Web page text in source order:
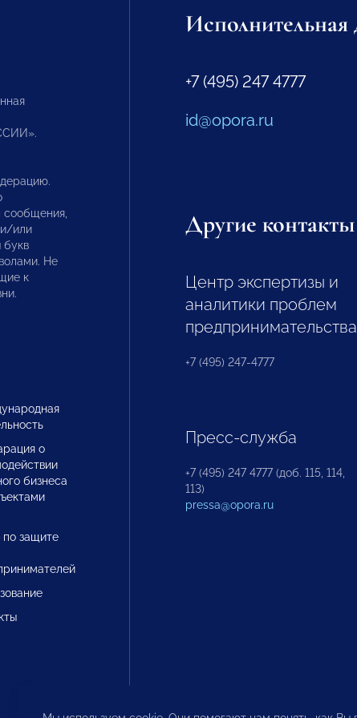
сообщения,
или
букв
Не
к
о
бизнеса
защите
Исполнительная
+7 (495) 247 4777
id@opora.ru
Другие контакты
Центр экспертизы и
аналитики проблем
предпринимательства
+7 (495) 247-4777
Пресс-служба
+7 (495) 247 4777 (доб. 115, 114,
113)
pressa@opora.ru